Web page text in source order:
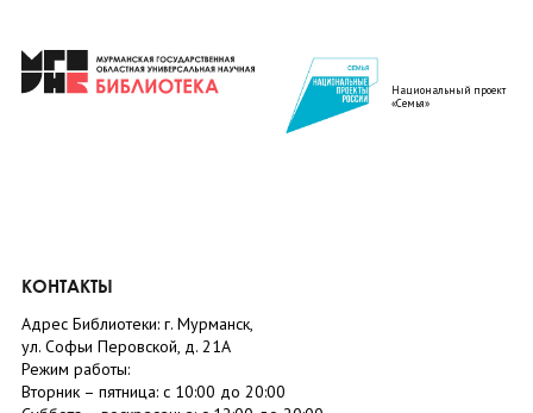
Национальный проект
«Семья»
КОНТАКТЫ
Адрес Библиотеки: г. Мурманск,
ул. Софьи Перовской, д. 21А
Режим работы:
Вторник – пятница: с 10:00 до 20:00